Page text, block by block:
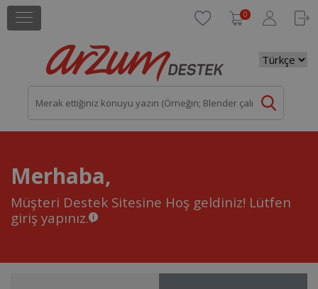
0
Merhaba,
Müşteri Destek Sitesine Hoş geldiniz! Lütfen
giriş yapınız.